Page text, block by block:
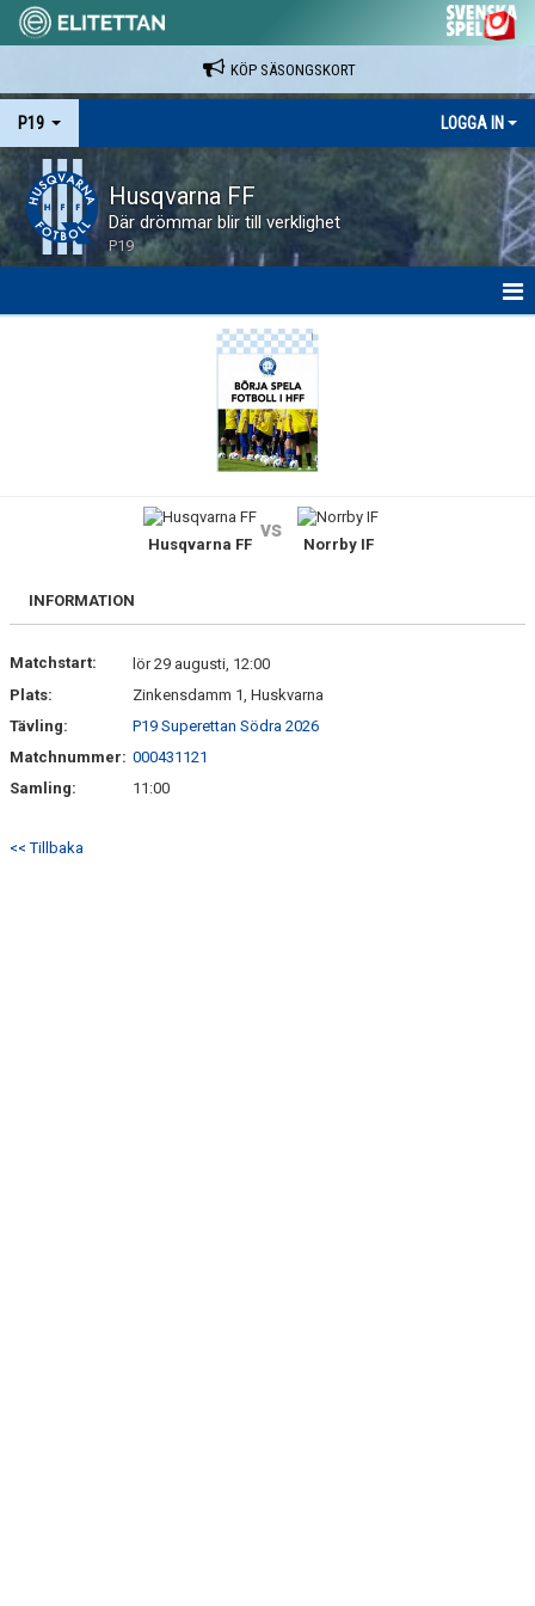
KÖP SÄSONGSKORT
P19 LOGGA IN
Husqvarna FF
Där drömmar blir till verklighet
P19
DOKUMENT
Husqvarna FF
vs
Norrby IF
INFORMATION
Matchstart:
lör 29 augusti, 12:00
Plats:
Zinkensdamm 1, Huskvarna
Tävling:
P19 Superettan Södra 2026
Matchnummer: 000431121
Samling:
11:00
<< Tillbaka